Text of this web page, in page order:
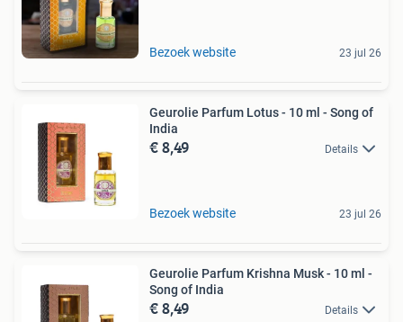
Bezoek website 23 jul 26
Geurolie Parfum Lotus - 10 ml - Song of
India
€ 8,49 Details
Bezoek website 23 jul 26
Geurolie Parfum Krishna Musk - 10 ml -
Song of India
€ 8,49 Details